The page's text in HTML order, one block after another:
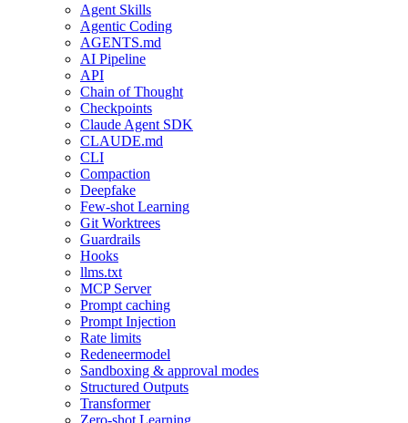
Agent Skills
Agentic Coding
AGENTS.md
AI Pipeline
API
Chain of Thought
Checkpoints
Claude Agent SDK
CLAUDE.md
CLI
Compaction
Deepfake
Few-shot Learning
Git Worktrees
Guardrails
Hooks
llms.txt
MCP Server
Prompt caching
Prompt Injection
Rate limits
Redeneermodel
Sandboxing & approval modes
Structured Outputs
Transformer
Zero-shot Learning